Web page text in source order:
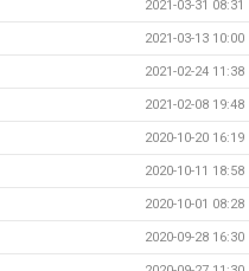
2021-03-31 08:31
2021-03-13 10:00
2021-02-24 11:38
2021-02-08 19:48
2020-10-20 16:19
2020-10-11 18:58
2020-10-01 08:28
2020-09-28 16:30